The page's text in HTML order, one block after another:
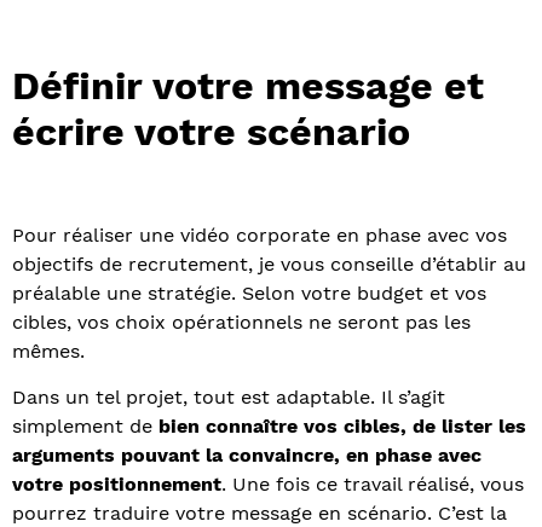
Définir votre message et
écrire votre scénario
Pour réaliser une vidéo corporate en phase avec vos
objectifs de recrutement, je vous conseille d’établir au
préalable une stratégie. Selon votre budget et vos
cibles, vos choix opérationnels ne seront pas les
mêmes.
Dans un tel projet, tout est adaptable. Il s’agit
simplement de bien connaître vos cibles, de lister les
arguments pouvant la convaincre, en phase avec
votre positionnement. Une fois ce travail réalisé, vous
pourrez traduire votre message en scénario. C’est la